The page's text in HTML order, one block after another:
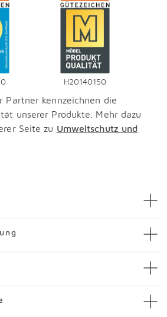
H20140150
Partner kennzeichnen die
unserer Produkte. Mehr dazu
Seite zu Umweltschutz und
Sormani lädt zum
Komfort. Darüber hinaus
bei deren Herstellung sich zwei